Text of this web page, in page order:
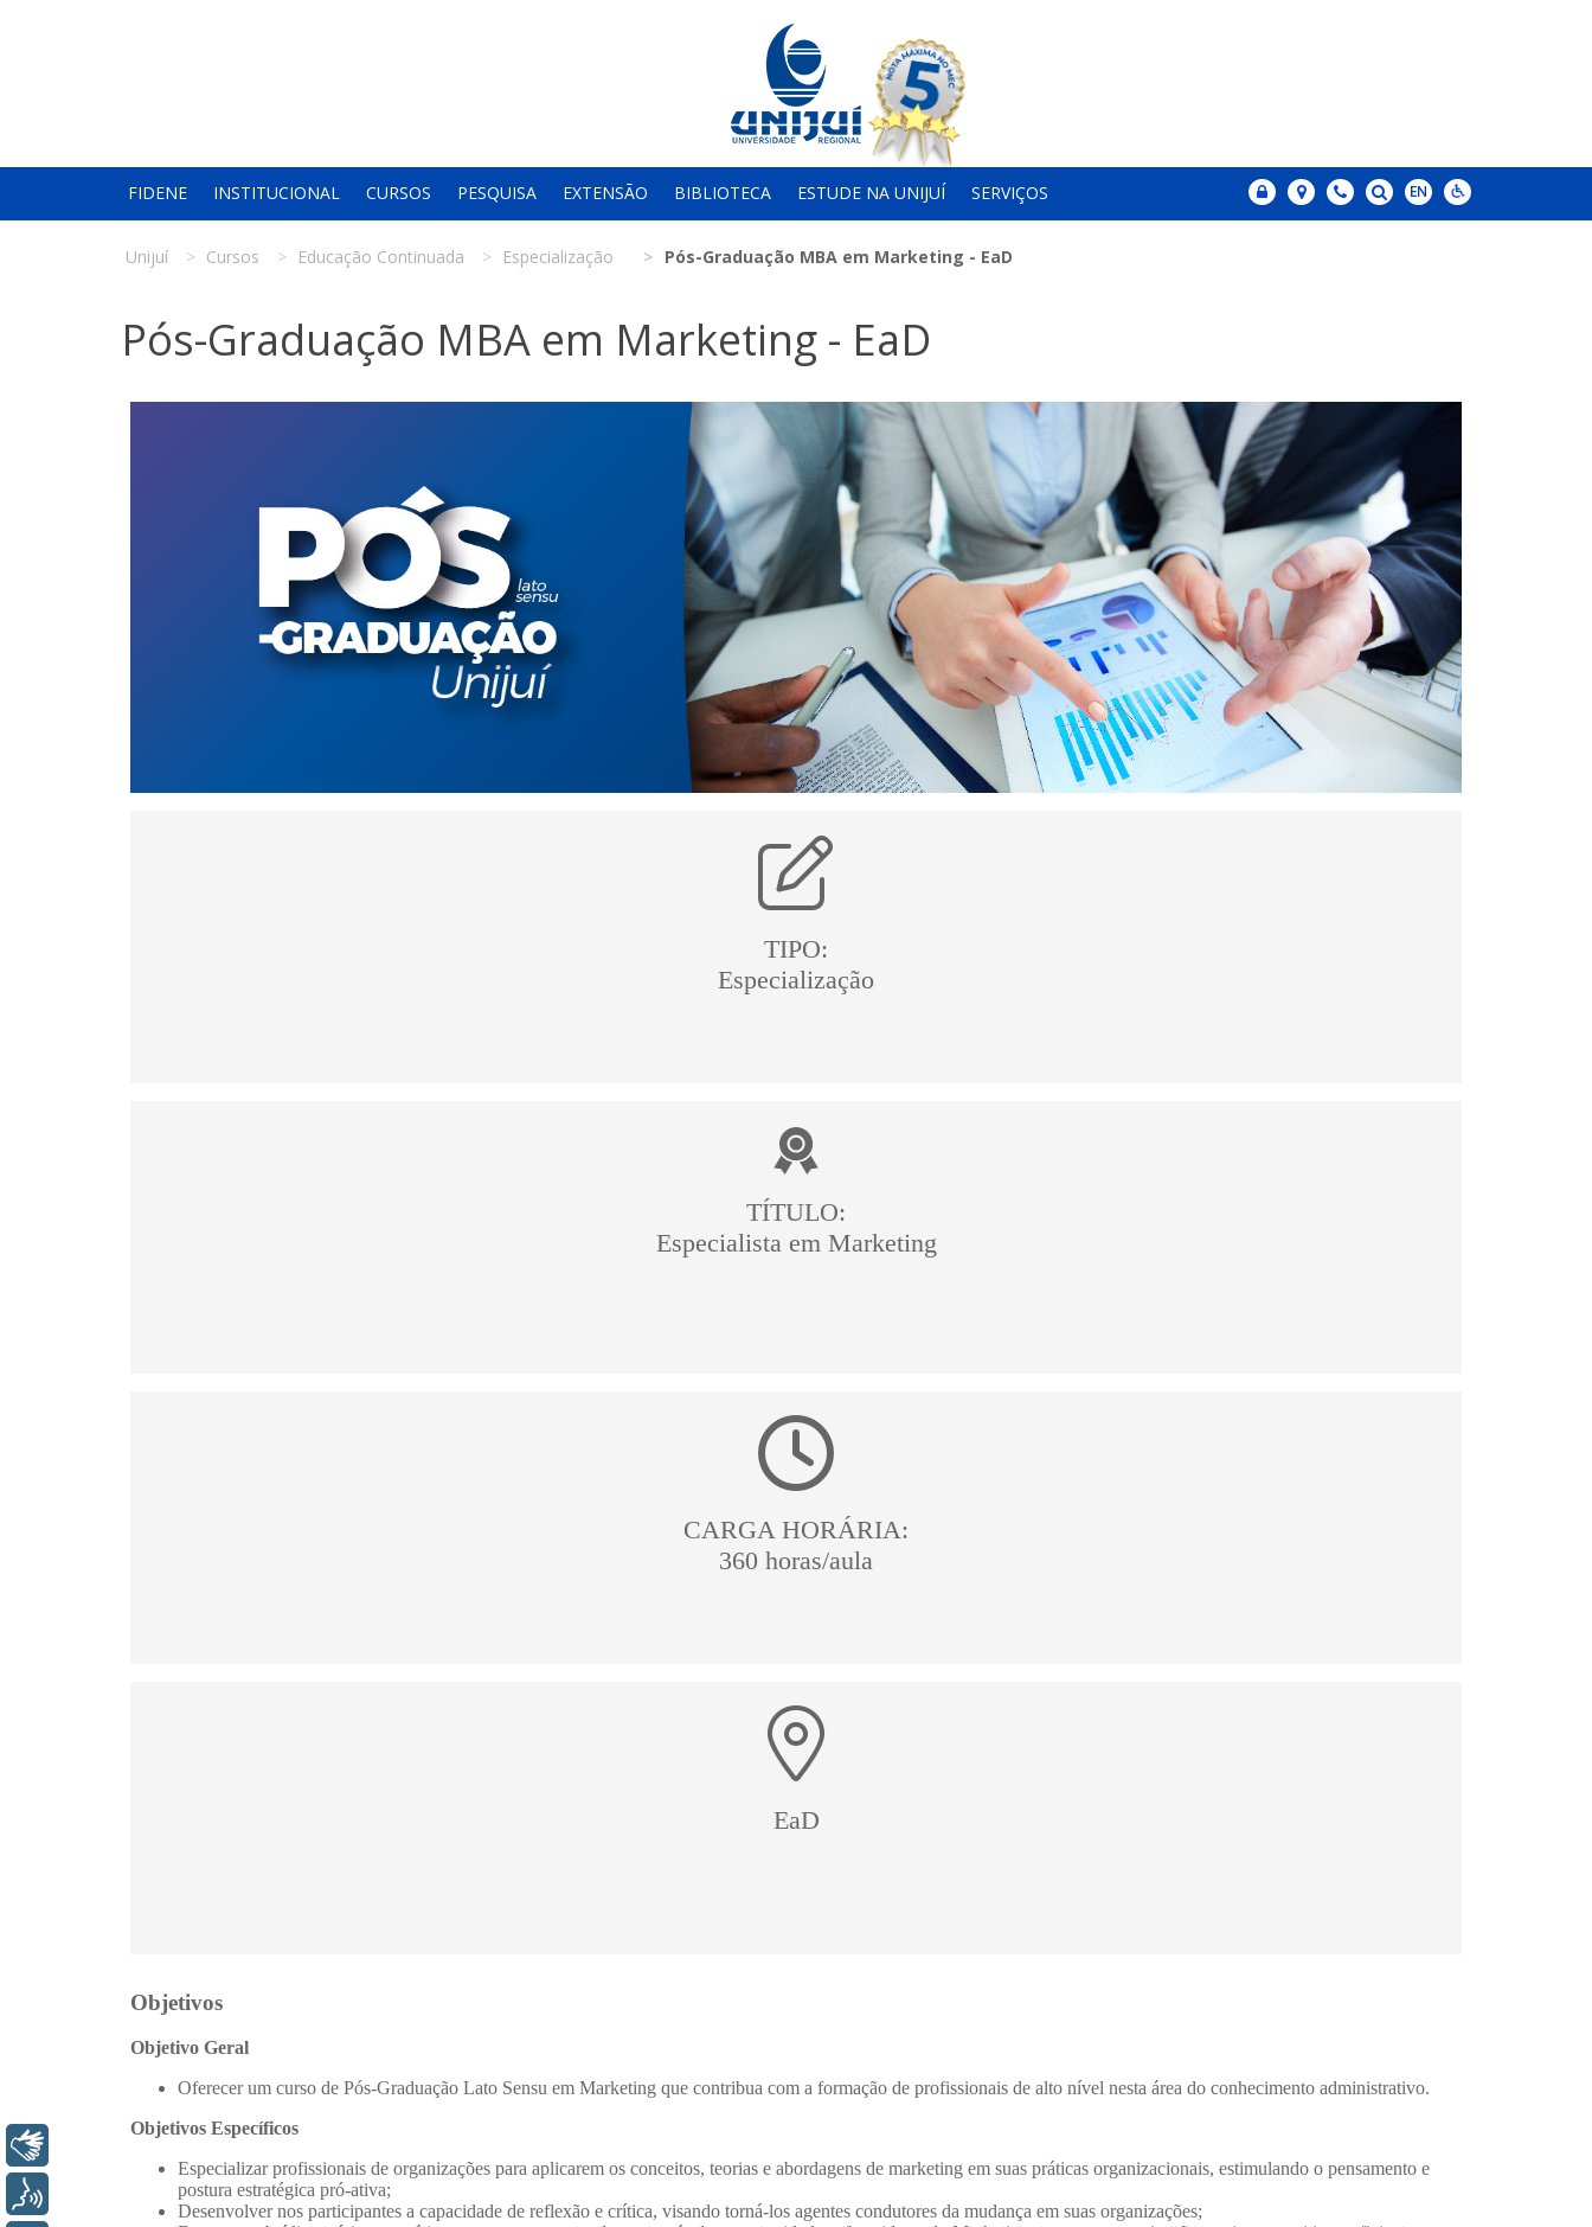
FIDENE INSTITUCIONAL CURSOS PESQUISA EXTENSÃO BIBLIOTECA ESTUDE NA UNIJUÍ SERVIÇOS
Unijuí Cursos Educação Continuada Especialização Pós-Graduação MBA em Marketing - EaD
Pós-Graduação MBA em Marketing - EaD